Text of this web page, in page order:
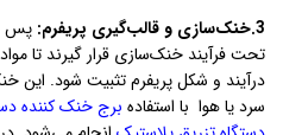
3.خنک‌سازی و قالب‌گیری پریفرم:
پس
تحت فرآیند خنک‌سازی قرار گیرند تا
درآیند و شکل پریفرم تثبیت شود. این
سرد یا هوا با استفاده برج خنک کننده